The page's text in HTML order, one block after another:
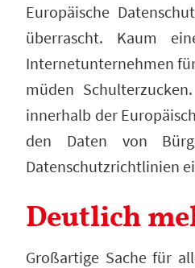
Europäische
überrascht. Kaum
Internetunternehmen
müden
innerhalb der
den Daten von
Datenschutzrichtlinien
Deutlich
Großartige Sache für